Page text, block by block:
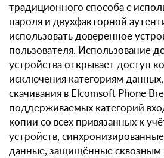
традиционного способа с
пароля и двухфакторной
использовать доверенное
пользователя. Использование
устройства открывает доступ
исключения категориям
скачивания в Elcomsoft Phone
поддерживаемых категорий
копии со всех привязанных к
устройств,
данные, защищённые